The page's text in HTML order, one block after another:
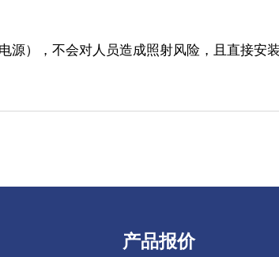
源），不会对人员造成照射风险，且直接安
产品报价